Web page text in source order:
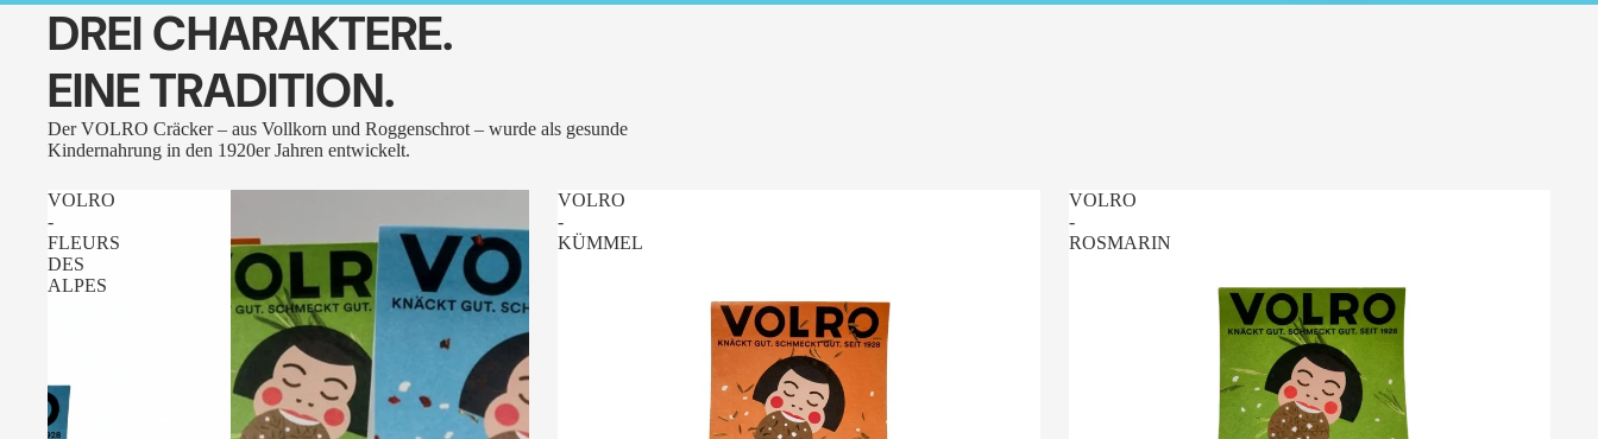
DREI CHARAKTERE.
EINE TRADITION.
Der VOLRO Cräcker – aus Vollkorn und Roggenschrot – wurde als gesunde
Kindernahrung in den 1920er Jahren entwickelt.
VOLRO
-
FLEURS
DES
ALPES
VOLRO
-
KÜMMEL
VOLRO
-
ROSMARIN